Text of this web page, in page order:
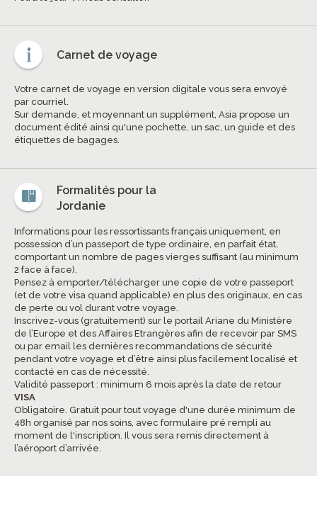
Carnet de voyage
Votre carnet de voyage en version digitale vous sera envoyé
par courriel.
Sur demande, et moyennant un supplément, Asia propose un
document édité ainsi qu'une pochette, un sac, un guide et des
étiquettes de bagages.
Formalités pour la
Jordanie
Informations pour les ressortissants français uniquement, en
possession d’un passeport de type ordinaire, en parfait état,
comportant un nombre de pages vierges suffisant (au minimum
2 face à face).
Pensez à emporter/télécharger une copie de votre passeport
(et de votre visa quand applicable) en plus des originaux, en cas
de perte ou vol durant votre voyage.
Inscrivez-vous (gratuitement) sur le portail Ariane du Ministère
de l’Europe et des Affaires Etrangères afin de recevoir par SMS
ou par email les dernières recommandations de sécurité
pendant votre voyage et d’être ainsi plus facilement localisé et
contacté en cas de nécessité.
Validité passeport : minimum 6 mois après la date de retour
VISA
Obligatoire. Gratuit pour tout voyage d'une durée minimum de
48h organisé par nos soins, avec formulaire pré rempli au
moment de l'inscription. Il vous sera remis directement à
l’aéroport d’arrivée.